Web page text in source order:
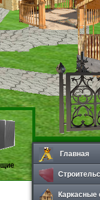
Главная